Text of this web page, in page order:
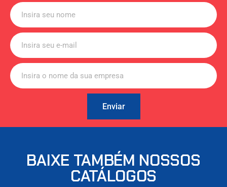
Enviar
BAIXE TAMBÉM NOSSOS
CATÁLOGOS